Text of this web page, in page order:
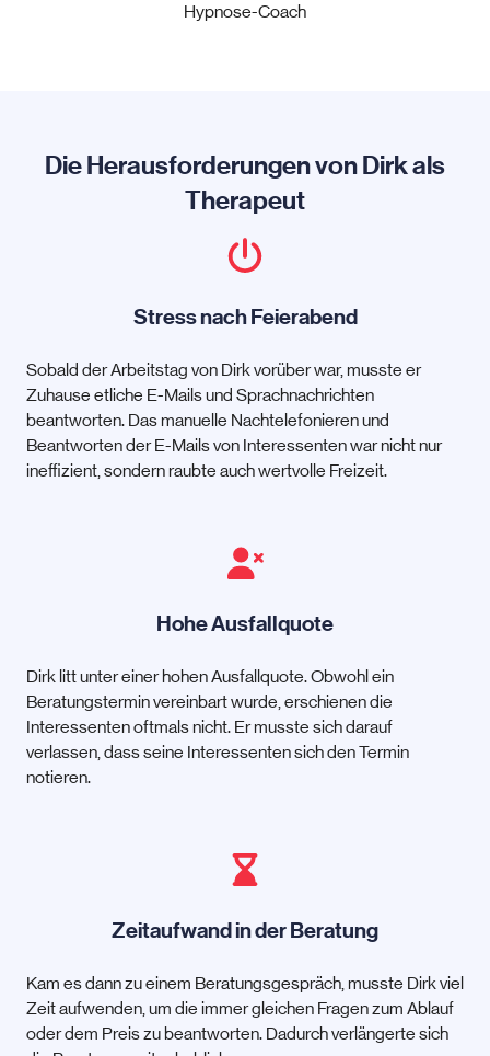
Hypnose-Coach
Die Herausforderungen von Dirk als
Therapeut
Stress nach Feierabend
Sobald der Arbeitstag von Dirk vorüber war, musste er
Zuhause etliche E-Mails und Sprachnachrichten
beantworten. Das manuelle Nachtelefonieren und
Beantworten der E-Mails von Interessenten war nicht nur
ineffizient, sondern raubte auch wertvolle Freizeit.
Hohe Ausfallquote
Dirk litt unter einer hohen Ausfallquote. Obwohl ein
Beratungstermin vereinbart wurde, erschienen die
Interessenten oftmals nicht. Er musste sich darauf
verlassen, dass seine Interessenten sich den Termin
notieren.
Zeitaufwand in der Beratung
Kam es dann zu einem Beratungsgespräch, musste Dirk viel
Zeit aufwenden, um die immer gleichen Fragen zum Ablauf
oder dem Preis zu beantworten. Dadurch verlängerte sich